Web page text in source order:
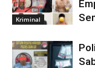
Kriminal